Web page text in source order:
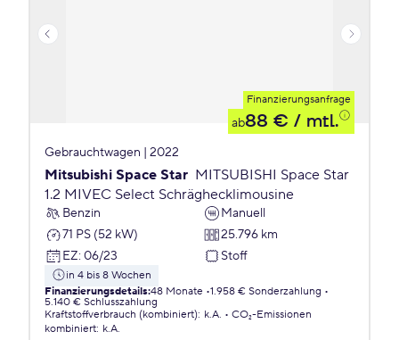
Finanzierungsanfrage
ab88 € / mtl.
Gebrauchtwagen | 2022
Mitsubishi Space Star MITSUBISHI Space Star
1.2 MIVEC Select Schräghecklimousine
Benzin
Manuell
71 PS (52 kW)
25.796 km
EZ: 06/23 Stoff
in 4 bis 8 Wochen
Finanzierungsdetails:48 Monate 1.958 € Sonderzahlung
5.140 € Schlusszahlung
Kraftstoffverbrauch (kombiniert): k.A.
CO₂-Emissionen
kombiniert: k.A.